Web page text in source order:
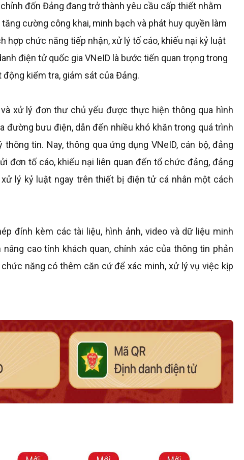
đốn Đảng đang trở thành yêu cầu cấp thiết nhằm
cường công khai, minh bạch và phát huy quyền làm
hợp chức năng tiếp nhận, xử lý tố cáo, khiếu nại kỷ luật
điện tử quốc gia VNeID là bước tiến quan trọng trong
kiểm tra, giám sát của Đảng.
xử lý đơn thư chủ yếu được thực hiện thông qua hình
đường bưu điện, dẫn đến nhiều khó khăn trong quá trình
tin. Nay, thông qua ứng dụng VNeID, cán bộ, đảng
đơn tố cáo, khiếu nại liên quan đến tổ chức đảng, đảng
lý kỷ luật ngay trên thiết bị điện tử cá nhân một cách
đính kèm các tài liệu, hình ảnh, video và dữ liệu minh
cao tính khách quan, chính xác của thông tin phản
chức năng có thêm căn cứ để xác minh, xử lý vụ việc kịp